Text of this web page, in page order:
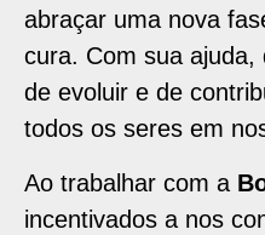
abraçar uma nova
cura. Com sua
de evoluir e de
todos os seres em
Ao trabalhar com a
incentivados a nos